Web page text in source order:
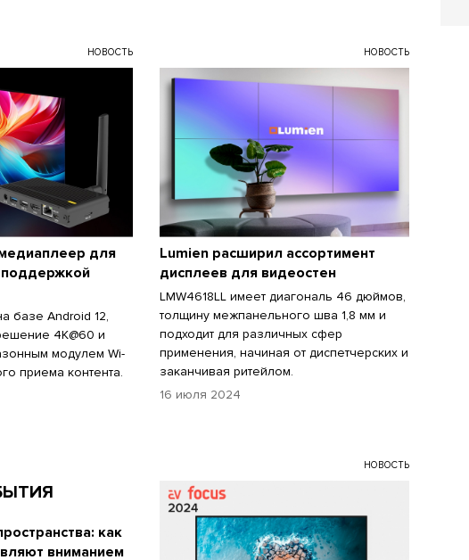
НОВОСТЬ
для
базе Android 12,
4K@60 и
модулем Wi-
приема контента.
НОВОСТЬ
Lumien расширил ассортимент
дисплеев для видеостен
LMW4618LL имеет диагональ 46 дюймов,
толщину межпанельного шва 1,8 мм и
подходит для различных сфер
применения, начиная от диспетчерских и
заканчивая ритейлом.
16 июля 2024
НОВОСТЬ
как
вниманием